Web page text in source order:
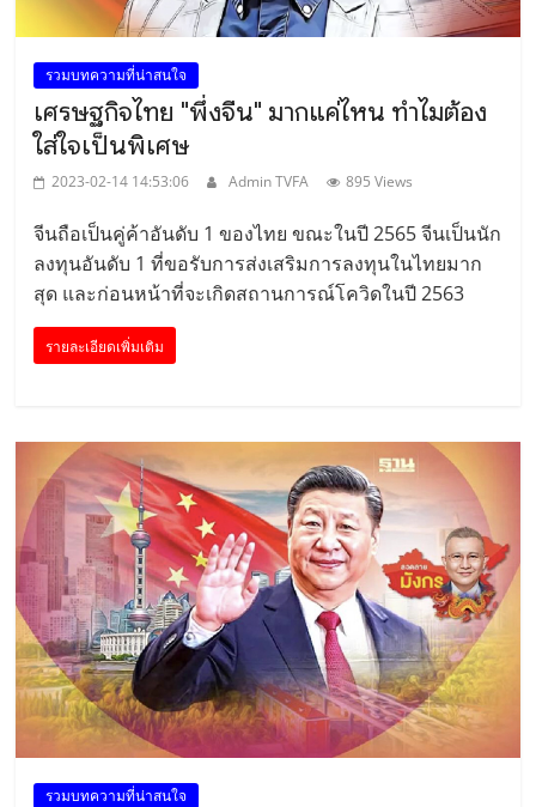
รวมบทความที่น่าสนใจ
เศรษฐกิจไทย "พึ่งจีน" มากแค่ไหน ทำไมต้อง
ใส่ใจเป็นพิเศษ
2023-02-14 14:53:06 Admin TVFA 895 Views
จีนถือเป็นคู่ค้าอันดับ 1 ของไทย ขณะในปี 2565 จีนเป็นนัก
ลงทุนอันดับ 1 ที่ขอรับการส่งเสริมการลงทุนในไทยมาก
สุด และก่อนหน้าที่จะเกิดสถานการณ์โควิดในปี 2563
รายละเอียดเพิ่มเติม
รวมบทความที่น่าสนใจ